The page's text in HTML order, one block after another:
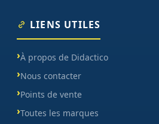
LIENS UTILES
À propos de Didactico
Nous contacter
Points de vente
Toutes les marques